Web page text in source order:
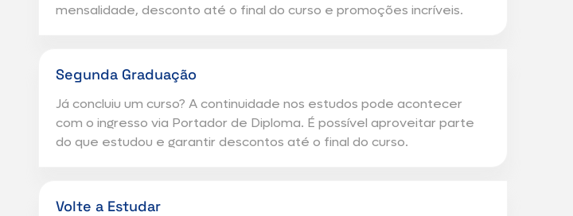
mensalidade, desconto até o final do curso e promoções incríveis.
Segunda Graduação
Já concluiu um curso? A continuidade nos estudos pode acontecer
com o ingresso via Portador de Diploma. É possível aproveitar parte
do que estudou e garantir descontos até o final do curso.
Volte a Estudar